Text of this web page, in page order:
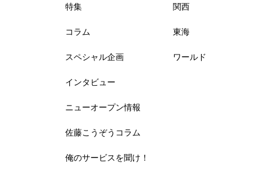
特集
コラム
スペシャル企画
インタビュー
ニューオープン情報
佐藤こうぞうコラム
俺のサービスを聞け！
関西
東海
ワールド